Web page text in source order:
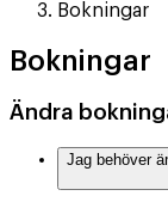
Bokningar
Bokningar
Ändra
Jag behöver